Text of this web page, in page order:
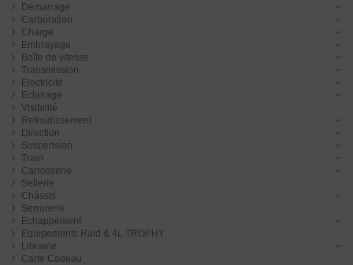
Démarrage
Carburation
Charge
Embrayage
Boîte de vitesse
Transmission
Electricité
Eclairage
Visibilité
Refroidissement
Direction
Suspension
Train
Carrosserie
Sellerie
Châssis
Serrurerie
Echappement
Equipements Raid & 4L TROPHY
Librairie
Carte Cadeau